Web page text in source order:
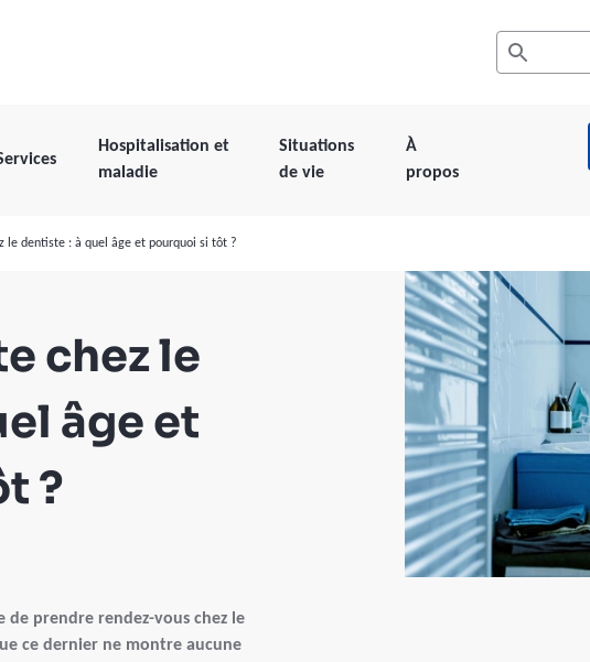
Rechercher
Les
Hospitalisation et
maladie
Situations
de vie
À
propos
le dentiste : à quel âge et pourquoi si tôt ?
chez le
âge et
?
de prendre rendez-vous chez le
ce dernier ne montre aucune